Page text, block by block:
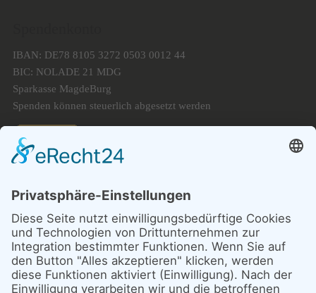
IBAN: DE78 8105 3272 0503 0012 44
BIC: NOLADE 21 MDG
Sparkasse MagdeBurg
Spenden können steuerlich abgesetzt werden
© 1987 – 2025
Storchenhof Loburg e.V.
Alle Rechte vorbehalten.